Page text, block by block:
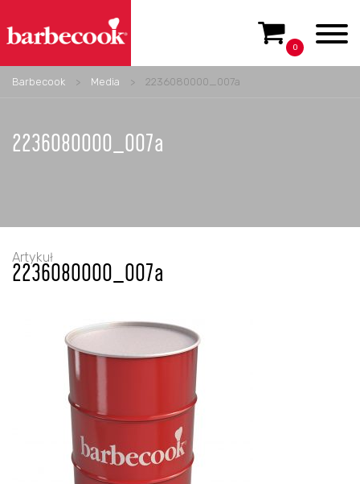
0
Barbecook > Media > 2236080000_007a
2236080000_007a
Artykuł
2236080000_007a